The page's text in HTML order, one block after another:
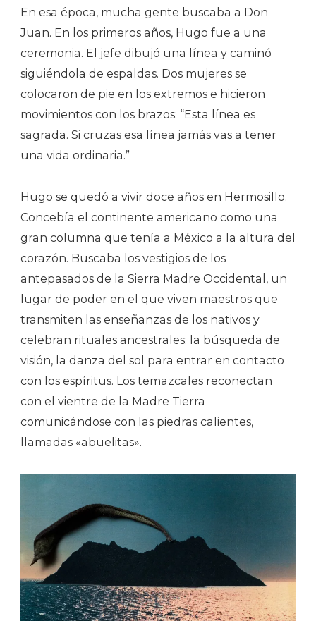
En esa época, mucha gente buscaba a Don
Juan. En los primeros años, Hugo fue a una
ceremonia. El jefe dibujó una línea y caminó
siguiéndola de espaldas. Dos mujeres se
colocaron de pie en los extremos e hicieron
movimientos con los brazos: “Esta línea es
sagrada. Si cruzas esa línea jamás vas a tener
una vida ordinaria.”
Hugo se quedó a vivir doce años en Hermosillo.
Concebía el continente americano como una
gran columna que tenía a México a la altura del
corazón. Buscaba los vestigios de los
antepasados de la Sierra Madre Occidental, un
lugar de poder en el que viven maestros que
transmiten las enseñanzas de los nativos y
celebran rituales ancestrales: la búsqueda de
visión, la danza del sol para entrar en contacto
con los espíritus. Los temazcales reconectan
con el vientre de la Madre Tierra
comunicándose con las piedras calientes,
llamadas «abuelitas».